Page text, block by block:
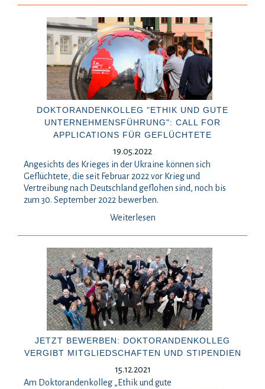
DOKTORANDENKOLLEG "ETHIK UND GUTE
UNTERNEHMENSFÜHRUNG": CALL FOR
APPLICATIONS FÜR GEFLÜCHTETE
19.05.2022
Angesichts des Krieges in der Ukraine können sich
Geflüchtete, die seit Februar 2022 vor Krieg und
Vertreibung nach Deutschland geflohen sind, noch bis
zum 30. September 2022 bewerben.
Weiterlesen
JETZT BEWERBEN: DOKTORANDENKOLLEG
VERGIBT MITGLIEDSCHAFTEN UND STIPENDIEN
15.12.2021
Am Doktorandenkolleg „Ethik und gute